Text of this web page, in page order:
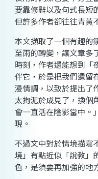
要靠修辭以及句式長短
但許多作者卻往往青黃
本文擷取了一個有趣的
至雨的轉變，讓文章多
時刻，作者還能想到「
伴它，於是把我們遺留
漫情調，以致於提出了
太拘泥於成見了，換個
會一直活在陰影當中。
現。
不過文中對於情境描寫
境」有點近似「說教」
色， 是須要再加強的地